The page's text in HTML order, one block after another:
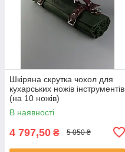
Шкіряна скрутка чохол для
кухарських ножів інструментів
(на 10 ножів)
В наявності
4 797,50 ₴ 5 050 ₴